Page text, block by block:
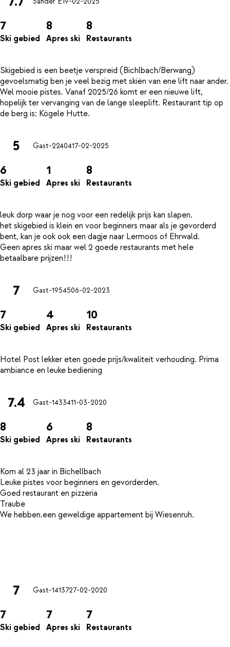
7
Ski gebied
8
Apres ski
8
Restaurants
Skigebied is een beetje verspreid (Bichlbach/Berwang)
gevoelsmatig ben je veel bezig met skiën van ene lift naar ander.
Wel mooie pistes. Vanaf 2025/26 komt er een nieuwe lift,
hopelijk ter vervanging van de lange sleeplift. Restaurant tip op
5 Gast-2240417-02-2025
6
Ski gebied
1
Apres ski
8
Restaurants
leuk dorp waar je nog voor een redelijk prijs kan slapen.
het skigebied is klein en voor beginners maar als je gevorderd
bent, kan je ook ook een dagje naar Lermoos of Ehrwald.
Geen apres ski maar wel 2 goede restaurants met hele
7 Gast-1954506-02-2023
7
Ski gebied
4
Apres ski
10
Restaurants
Hotel Post lekker eten goede prijs/kwaliteit verhouding. Prima
7.4 Gast-1433411-03-2020
8
Ski gebied
6
Apres ski
8
Restaurants
Kom al 23 jaar in Bichellbach
Leuke pistes voor beginners en gevorderden.
Goed restaurant en pizzeria
Traube
We hebben.een geweldige appartement bij Wiesenruh.
7 Gast-1413727-02-2020
7
Ski gebied
7
Apres ski
7
Restaurants